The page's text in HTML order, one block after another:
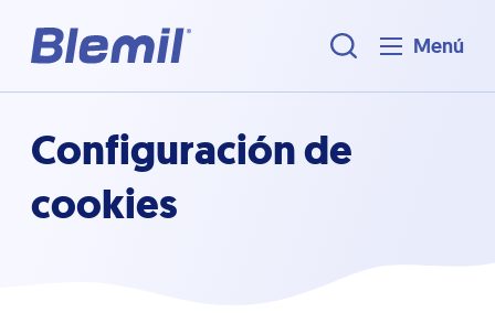
Menú
Configuración de
cookies